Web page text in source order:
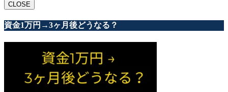
CLOSE
資金1万円→3ヶ月後どうなる？